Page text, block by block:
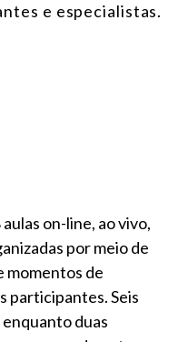
e especialistas.
on-line, ao vivo,
por meio de
momentos de
participantes. Seis
duas